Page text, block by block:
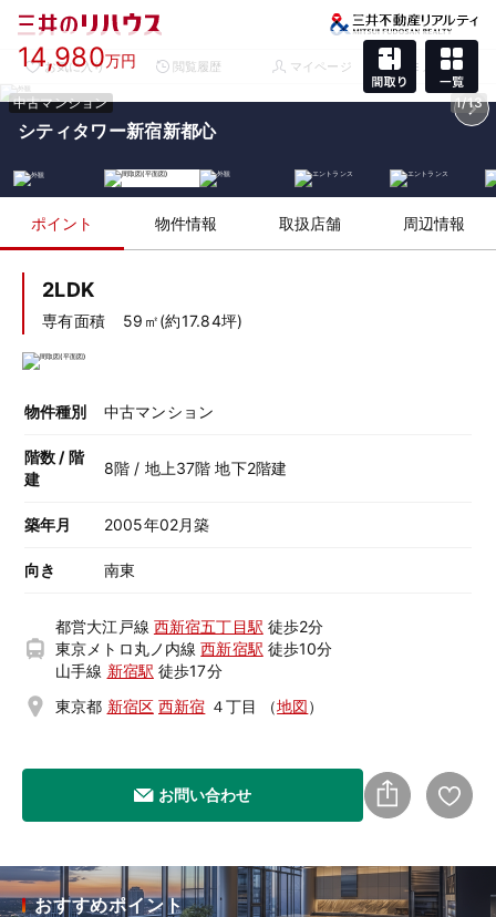
お気に入り 閲覧履歴 マイページ メニュー
中古マンション 1/13
14,980万円
シティタワー新宿新都心
ポイント 物件情報 取扱店舗 周辺情報
2LDK
専有面積 59㎡(約17.84坪)
物件種別 中古マンション
階数 / 階
建
8階 / 地上37階 地下2階建
築年月 2005年02月築
向き 南東
都営大江戸線 西新宿五丁目駅 徒歩2分
東京メトロ丸ノ内線西新宿駅 徒歩10分
山手線 新宿駅 徒歩17分
東京都 新宿区 西新宿 ４丁目 （地図）
お問い合わせ
おすすめポイント